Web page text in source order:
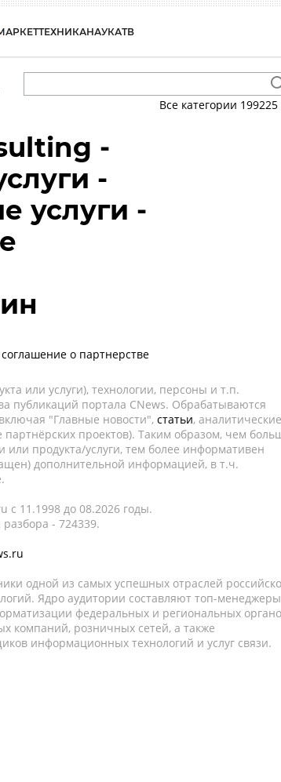
ТЕХНИКАНАУКАТВ
Все категории 199225
-
-
услуги -
о партнерстве
или услуги), технологии, персоны и т.п.
публикаций портала CNews. Обрабатываются
"Главные новости", статьи, аналитические
проектов). Таким образом, чем
продукта/услуги, тем более информативен
дополнительной информацией, в т.ч.
c 11.1998 до 08.2026 годы.
- 724339.
одной из самых успешных отраслей
Ядро аудитории составляют топ-
федеральных и региональных
компаний, розничных сетей, а также
информационных технологий и услуг связи.